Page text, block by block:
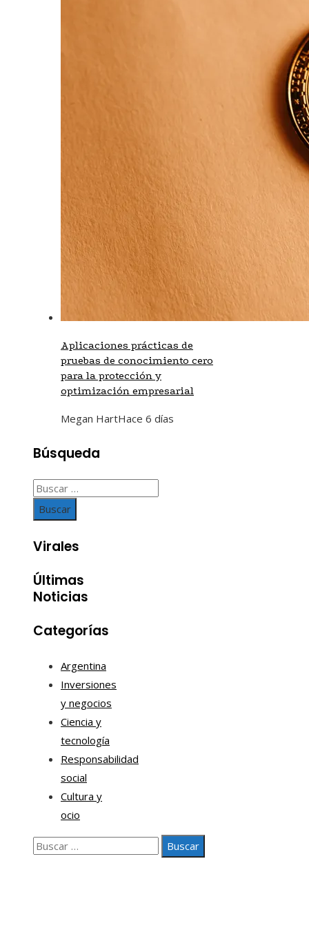
Aplicaciones prácticas de
pruebas de conocimiento cero
para la protección y
optimización empresarial
Megan HartHace 6 días
Búsqueda
Buscar:
Virales
Últimas
Noticias
Categorías
Argentina
Inversiones
y negocios
Ciencia y
tecnología
Responsabilidad
social
Cultura y
ocio
Buscar: